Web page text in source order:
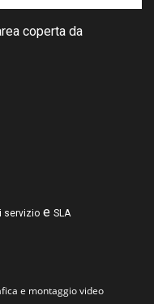
coperta da
servizio e SLA
e montaggio video